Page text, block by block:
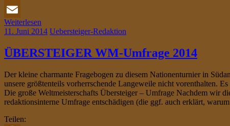
Bluesky
Email
Weiterlesen
11. Juni 2014 Uebersteiger-Redaktion
ÜBERSTEIGER WM-Umfrage 2014
Der kleine charmante Fragebogen zu diesem Nationenturnier in
unsere größtenteils vorherrschende Langeweile nicht vorenthalten.
Die große Weltmeisterschafts Übersteiger – Umfrage Nachdem wir
redaktionsinterne Umfrage entschädigen (die ggf. auch erklärt,
Teilen: